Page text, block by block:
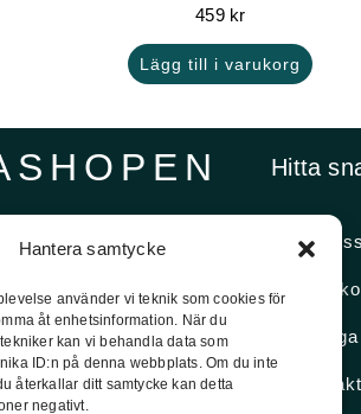
Hantera samtycke
använder vi teknik som cookies för
åt enhetsinformation. När du
kan vi behandla data som
ID:n på denna webbplats. Om du inte
återkallar ditt samtycke kan detta
negativt.
459 kr
Lägg till i varukorg
och vattenvård.
20 00
09:00 – 15:00
Hitta
Om oss